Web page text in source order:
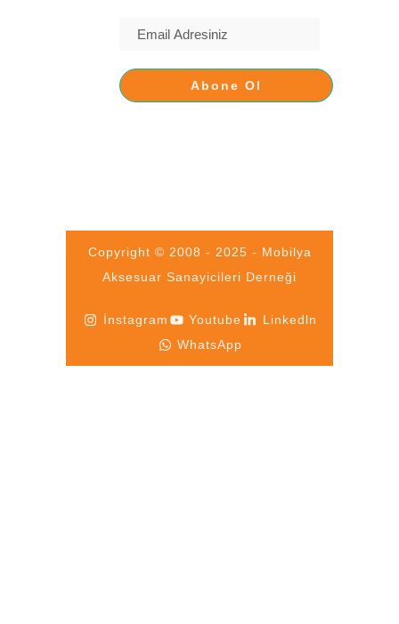
Copyright © 2008 - 2025 - Mobilya
Aksesuar Sanayicileri Derneği
İnstagram Youtube
Linkedln
WhatsApp